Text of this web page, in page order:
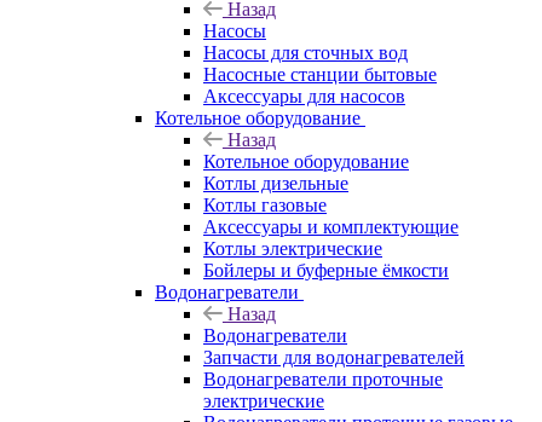
Назад
Насосы
Насосы для сточных вод
Насосные станции бытовые
Аксессуары для насосов
Котельное оборудование
Назад
Котельное оборудование
Котлы дизельные
Котлы газовые
Аксессуары и комплектующие
Котлы электрические
Бойлеры и буферные ёмкости
Водонагреватели
Назад
Водонагреватели
Запчасти для водонагревателей
Водонагреватели проточные
электрические